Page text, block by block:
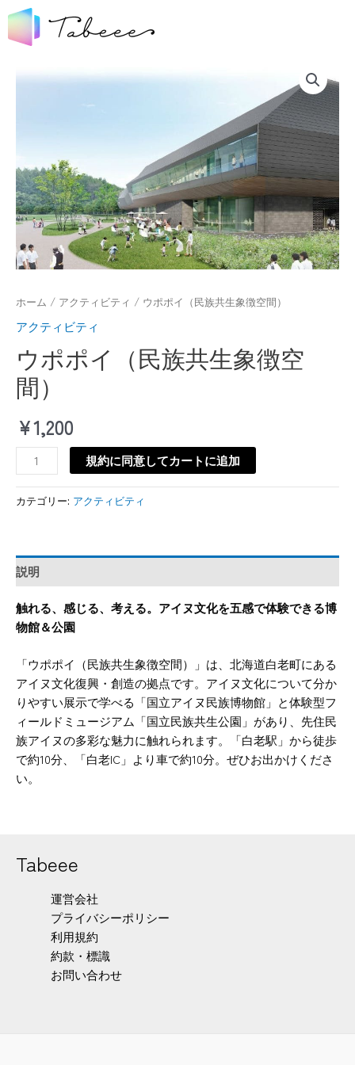
ホーム / アクティビティ / ウポポイ（民族共生象徴空間）
アクティビティ
ウポポイ（民族共生象徴空
間）
¥1,200
規約に同意してカートに追加
カテゴリー: アクティビティ
説明
触れる、感じる、考える。アイヌ文化を五感で体験できる博
物館＆公園
「ウポポイ（民族共生象徴空間）」は、北海道白老町にある
アイヌ文化復興・創造の拠点です。アイヌ文化について分か
りやすい展示で学べる「国立アイヌ民族博物館」と体験型フ
ィールドミュージアム「国立民族共生公園」があり、先住民
族アイヌの多彩な魅力に触れられます。「白老駅」から徒歩
で約10分、「白老IC」より車で約10分。ぜひお出かけくださ
い。
Tabeee
運営会社
プライバシーポリシー
利用規約
約款・標識
お問い合わせ